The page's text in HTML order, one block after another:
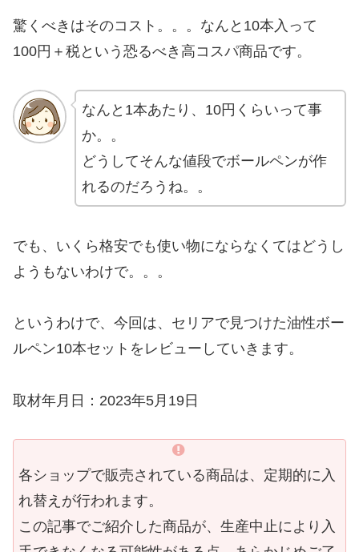
驚くべきはそのコスト。。。なんと10本入って
100円＋税という恐るべき高コスパ商品です。
なんと1本あたり、10円くらいって事
か。。
どうしてそんな値段でボールペンが作
れるのだろうね。。
でも、いくら格安でも使い物にならなくてはどうし
ようもないわけで。。。
というわけで、今回は、セリアで見つけた油性ボー
ルペン10本セットをレビューしていきます。
取材年月日：2023年5月19日
各ショップで販売されている商品は、定期的に入
れ替えが行われます。
この記事でご紹介した商品が、生産中止により入